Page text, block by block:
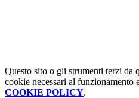
Questo sito o gli strumenti terzi da
cookie necessari al
COOKIE POLICY.